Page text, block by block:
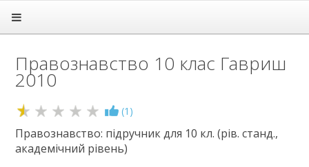
Підручники
1 клас
2 клас
4 клас
5 клас
6 клас
7 клас
Правознавство 10 клас Гавриш
2010
0.5 (1 )
Правознавство: підручник для 10 кл. (рів. станд.,
академічний рівень)